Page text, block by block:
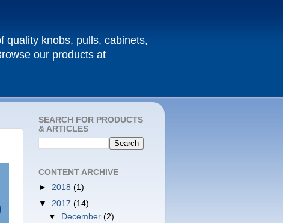
quality knobs, pulls, cabinets,
our products at
SEARCH FOR PRODUCTS
& ARTICLES
CONTENT ARCHIVE
► 2018 (1)
▼ 2017 (14)
▼
December(2)